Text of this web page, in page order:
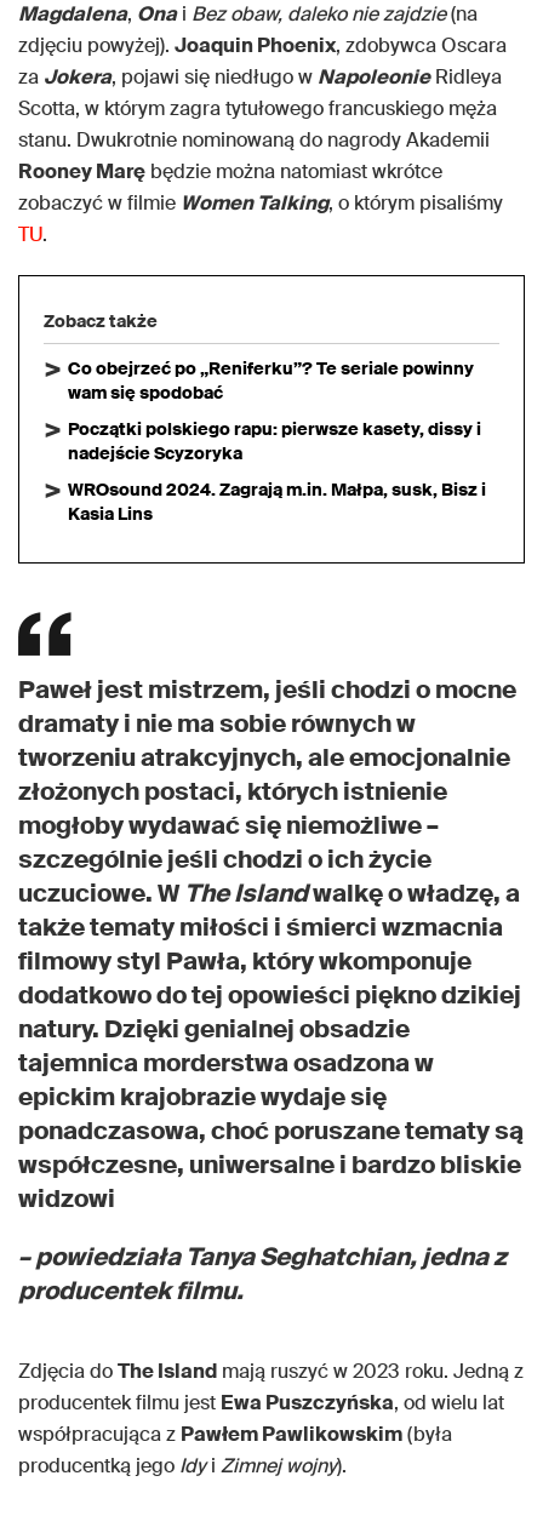
Magdalena, Onai Bez obaw, daleko nie zajdzie(na
zdjęciu powyżej). Joaquin Phoenix, zdobywca Oscara
za Jokera, pojawi się niedługo w NapoleonieRidleya
Scotta, w którym zagra tytułowego francuskiego męża
stanu. Dwukrotnie nominowaną do nagrody Akademii
Rooney Marę będzie można natomiast wkrótce
zobaczyć w filmie Women Talking, o którym pisaliśmy
TU.
Zobacz także
Co obejrzeć po „Reniferku”? Te seriale powinny
wam się spodobać
Początki polskiego rapu: pierwsze kasety, dissy i
nadejście Scyzoryka
WROsound 2024. Zagrają m.in. Małpa, susk, Bisz i
Kasia Lins
Paweł jest mistrzem, jeśli chodzi o mocne
dramaty i nie ma sobie równych w
tworzeniu atrakcyjnych, ale emocjonalnie
złożonych postaci, których istnienie
mogłoby wydawać się niemożliwe –
szczególnie jeśli chodzi o ich życie
uczuciowe. W The Islandwalkę o władzę, a
także tematy miłości i śmierci wzmacnia
filmowy styl Pawła, który wkomponuje
dodatkowo do tej opowieści piękno dzikiej
natury. Dzięki genialnej obsadzie
tajemnica morderstwa osadzona w
epickim krajobrazie wydaje się
ponadczasowa, choć poruszane tematy są
współczesne, uniwersalne i bardzo bliskie
widzowi
– powiedziała Tanya Seghatchian, jedna z
producentek filmu.
Zdjęcia doThe Island mają ruszyć w 2023 roku. Jedną z
producentek filmu jest Ewa Puszczyńska, od wielu lat
współpracująca z Pawłem Pawlikowskim(była
producentką jego Idyi Zimnej wojny).